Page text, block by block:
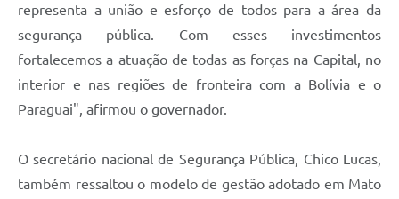
representa a união e esforço de todos para a área da
segurança pública. Com esses investimentos
fortalecemos a atuação de todas as forças na Capital, no
interior e nas regiões de fronteira com a Bolívia e o
Paraguai", afirmou o governador.
O secretário nacional de Segurança Pública, Chico Lucas,
também ressaltou o modelo de gestão adotado em Mato